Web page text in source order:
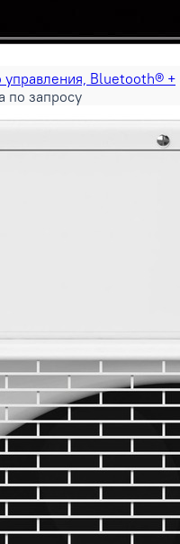
управления, Bluetooth® +
по запросу